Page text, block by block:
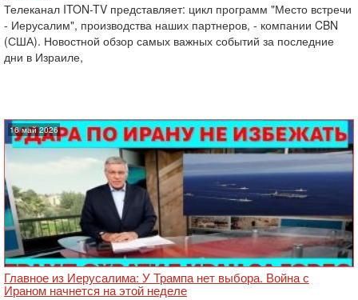
Телеканал ITON-TV представляет: цикл программ "Место встречи
- Иерусалим", производства наших партнеров, - компании CBN
(США). Новостной обзор самых важных событий за последние
дни в Израиле,
16 май 2026
Главное из Иерусалима: У Трампа нет выбора. Война с
Ираном начнется на этой неделе